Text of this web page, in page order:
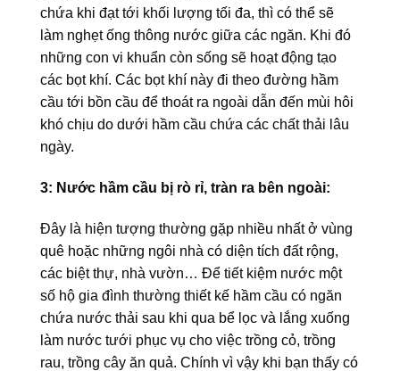
chứa khi đạt tới khối lượng tối đa, thì có thể sẽ
làm nghẹt ống thông nước giữa các ngăn. Khi đó
những con vi khuẩn còn sống sẽ hoạt động tạo
các bọt khí. Các bọt khí này đi theo đường hầm
cầu tới bồn cầu để thoát ra ngoài dẫn đến mùi hôi
khó chịu do dưới hầm cầu chứa các chất thải lâu
ngày.
3: Nước hầm cầu bị rò rỉ, tràn ra bên ngoài:
Đây là hiện tượng thường gặp nhiều nhất ở vùng
quê hoặc những ngôi nhà có diện tích đất rộng,
các biệt thự, nhà vườn… Để tiết kiệm nước một
số hộ gia đình thường thiết kế hầm cầu có ngăn
chứa nước thải sau khi qua bể lọc và lắng xuống
làm nước tưới phục vụ cho việc trồng cỏ, trồng
rau, trồng cây ăn quả. Chính vì vậy khi bạn thấy có